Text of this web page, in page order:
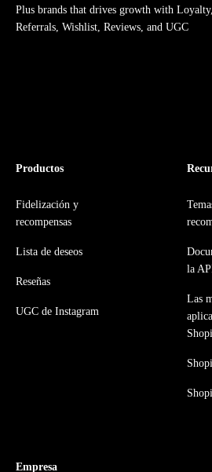
Plus brands that drives growth with Loyalty,
Referrals, Wishlist, Reviews, and UGC
Productos
Fidelización y
recompensas
Lista de deseos
Reseñas
UGC de Instagram
la
Las
Empresa